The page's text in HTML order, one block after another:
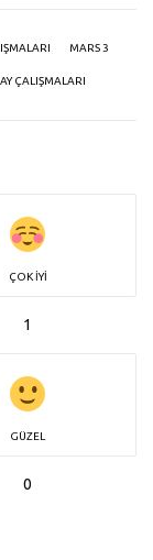
MARS 3
ÇALIŞMALARI
ÇOK İYI
1
GÜZEL
0